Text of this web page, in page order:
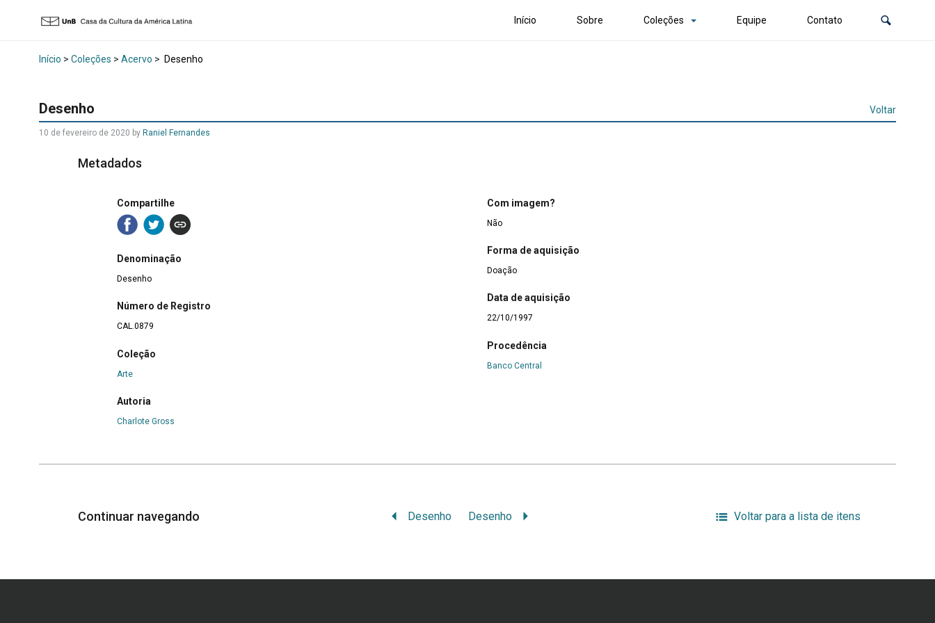
Início Sobre Coleções Equipe Contato
Início > Coleções > Acervo > Desenho
Desenho Voltar
10 de fevereiro de 2020 by Raniel Fernandes
Metadados
Compartilhe
Denominação
Desenho
Número de Registro
CAL.0879
Coleção
Arte
Autoria
Charlote Gross
Com imagem?
Não
Forma de aquisição
Doação
Data de aquisição
22/10/1997
Procedência
Banco Central
Continuar navegando Desenho Desenho Voltar para a lista de itens